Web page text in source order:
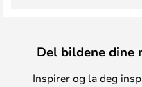
Del bildene dine
Inspirer og la deg